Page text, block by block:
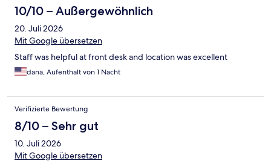
10/10 – Außergewöhnlich
20. Juli 2026
Mit Google übersetzen
Staff was helpful at front desk and location was excellent
dana, Aufenthalt von 1 Nacht
Verifizierte Bewertung
8/10 – Sehr gut
10. Juli 2026
Mit Google übersetzen